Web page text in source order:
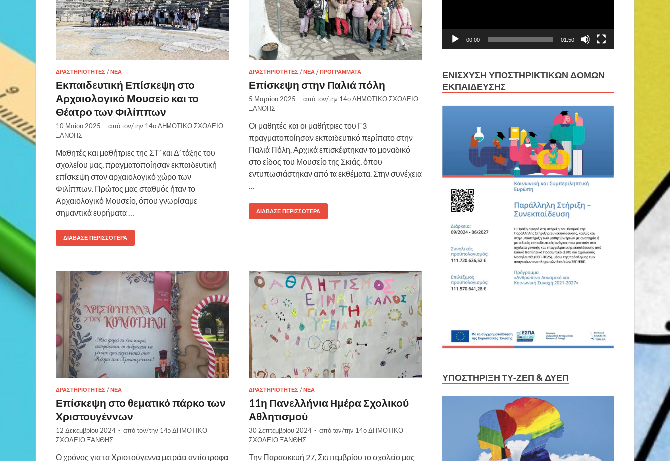
ΔΡΑΣΤΗΡΙΌΤΗΤΕΣ /ΝΈΑ
Εκπαιδευτική Επίσκεψη στο
Αρχαιολογικό Μουσείο και το
Θέατρο των Φιλίππων
10 Μαΐου 2025 - από τον/την 14ο ΔΗΜΟΤΙΚΟ ΣΧΟΛΕΙΟ
ΞΑΝΘΗΣ
Μαθητές και μαθήτριες της ΣΤ’ και Δ’ τάξης του
σχολείου μας, πραγματοποίησαν εκπαιδευτική
επίσκεψη στον αρχαιολογικό χώρο των
Φιλίππων. Πρώτος μας σταθμός ήταν το
Αρχαιολογικό Μουσείο, όπου γνωρίσαμε
σημαντικά ευρήματα …
ΔΙΆΒΑΣΕ ΠΕΡΙΣΣΌΤΕΡΑ
ΔΡΑΣΤΗΡΙΌΤΗΤΕΣ /ΝΈΑ /ΠΡΟΓΡΆΜΜΑΤΑ
Επίσκεψη στην Παλιά πόλη
5 Μαρτίου 2025 - από τον/την 14ο ΔΗΜΟΤΙΚΟ ΣΧΟΛΕΙΟ
ΞΑΝΘΗΣ
Οι μαθητές και οι μαθήτριες του Γ3
πραγματοποίησαν εκπαιδευτικό περίπατο στην
Παλιά Πόλη. Αρχικά επισκέφτηκαν το μοναδικό
στο είδος του Μουσείο της Σκιάς, όπου
εντυπωσιάστηκαν από τα εκθέματα. Στην συνέχεια
…
ΔΙΆΒΑΣΕ ΠΕΡΙΣΣΌΤΕΡΑ
ΔΡΑΣΤΗΡΙΌΤΗΤΕΣ /ΝΈΑ
Επίσκεψη στο θεματικό πάρκο των
Χριστουγέννων
12 Δεκεμβρίου 2024 - από τον/την 14ο ΔΗΜΟΤΙΚΟ
ΣΧΟΛΕΙΟ ΞΑΝΘΗΣ
Ο χρόνος για τα Χριστούγεννα μετράει αντίστροφα
ΔΡΑΣΤΗΡΙΌΤΗΤΕΣ /ΝΈΑ
11η Πανελλήνια Ημέρα Σχολικού
Αθλητισμού
30 Σεπτεμβρίου 2024 - από τον/την 14ο ΔΗΜΟΤΙΚΟ
ΣΧΟΛΕΙΟ ΞΑΝΘΗΣ
Την Παρασκευή 27, Σεπτεμβρίου το σχολείο μας
00:00 01:50
ΕΝΊΣΧΥΣΗ ΥΠΟΣΤΗΡΙΚΤΙΚΏΝ ΔΟΜΏΝ
ΕΚΠΑΊΔΕΥΣΗΣ
ΥΠΟΣΤΉΡΙΞΗ ΤΥ-ΖΕΠ & ΔΥΕΠ